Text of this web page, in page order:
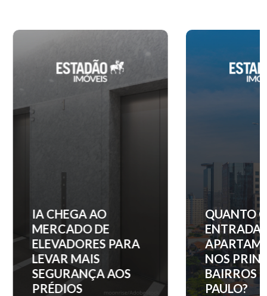
IA CHEGA AO
MERCADO DE
ELEVADORES PARA
LEVAR MAIS
SEGURANÇA AOS
PRÉDIOS
QUANTO
ENTRADA
NOS
BAIRROS
PAULO?